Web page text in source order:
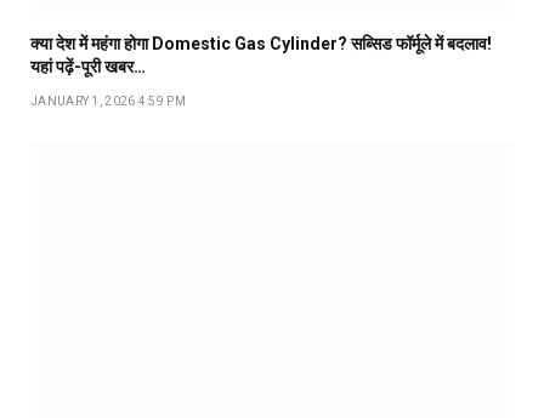
क्या देश में महंगा होगा Domestic Gas Cylinder? सब्सिड फॉर्मूले में बदलाव!
यहां पढ़ें-पूरी खबर…
JANUARY 1, 2026 4:59 PM